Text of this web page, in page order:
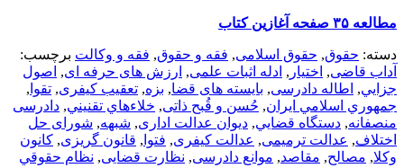
مطالعه ۳۵ صفحه آغازین کتاب
دسته: حقوق, حقوق اسلامی, فقه و حقوق, فقه و وکالت برچسب:
آداب قاضی, اختیار , ادله اثبات علمی, ارزش های حرفه ای, اصول
جزايي, اطاله دادرسی, بایسته های قضا, بزه, تعقیب کیفری, تقوا ,
جمهوري اسلامي ايران, حُسن و قُبح ذاتی, خلاءهاي تقنيني, دادرسی
منصفانه, دستگاه قضايي, دیوان عدالت اداری, شبهه, شورای حل
اختلاف, عدالت ترمیمی, عدالت کیفری, فتوا , قانون گریزی, کانون
وکلا, مصالح, مقاصد, موانع دادرسی, نظارت قضایی, نظام حقوقي